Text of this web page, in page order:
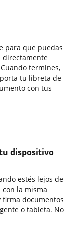
para que puedas
directamente
termines,
tu libreta de
con tus
dispositivo
estés lejos de
la misma
documentos
o tableta. No